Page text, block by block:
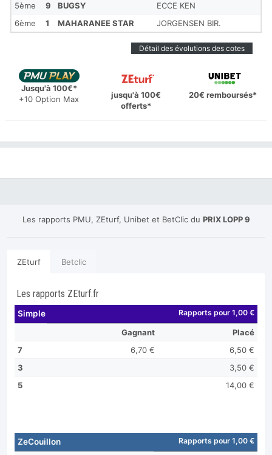
5ème
9 BUGSY
ECCE KEN
6ème
1 MAHARANEE STAR JORGENSEN BIR.
Détail des évolutions des cotes
Jusqu'à 100€*
+10 Option Max
jusqu'à 100€
offerts*
20€ remboursés*
Les rapports PMU, ZEturf, Unibet et BetClic du PRIX LOPP 9
ZEturf Betclic
Les rapports ZEturf.fr
Simple Rapports pour 1,00 €
Gagnant
Placé
7
6,70 €
6,50 €
3
3,50 €
5
14,00 €
ZeCouillon Rapports pour 1,00 €